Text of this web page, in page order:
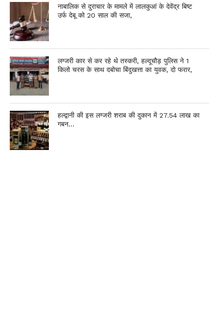
नाबालिक से दुराचार के मामले में लालकुआं के देवेंद्र बिष्ट
उर्फ देबू को 20 साल की सजा,
लग्जरी कार से कर रहे थे तस्करी, हल्दूचौड़ पुलिस ने 1
किलो चरस के साथ दबोचा बिंदुखत्ता का युवक, दो फरार,
हल्द्वानी की इस लग्जरी शराब की दुकान में 27.54 लाख का
गबन…